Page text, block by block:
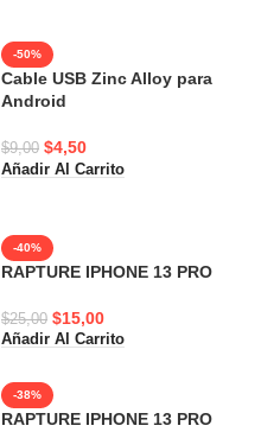
-50%
Cable USB Zinc Alloy para
Android
$9,00 $4,50
Añadir Al Carrito
-40%
RAPTURE IPHONE 13 PRO
$25,00 $15,00
Añadir Al Carrito
-38%
RAPTURE IPHONE 13 PRO